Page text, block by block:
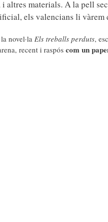
altres materials. A la pell
els valencians li vàrem
novel·la Els treballs perduts,
recent i raspós com un